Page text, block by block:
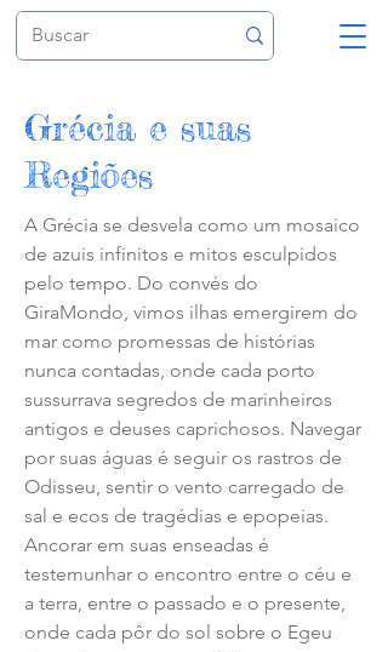
Grécia e suas
Regiões
A Grécia se desvela como um mosaico
de azuis infinitos e mitos esculpidos
pelo tempo. Do convés do
GiraMondo, vimos ilhas emergirem do
mar como promessas de histórias
nunca contadas, onde cada porto
sussurrava segredos de marinheiros
antigos e deuses caprichosos. Navegar
por suas águas é seguir os rastros de
Odisseu, sentir o vento carregado de
sal e ecos de tragédias e epopeias.
Ancorar em suas enseadas é
testemunhar o encontro entre o céu e
a terra, entre o passado e o presente,
onde cada pôr do sol sobre o Egeu